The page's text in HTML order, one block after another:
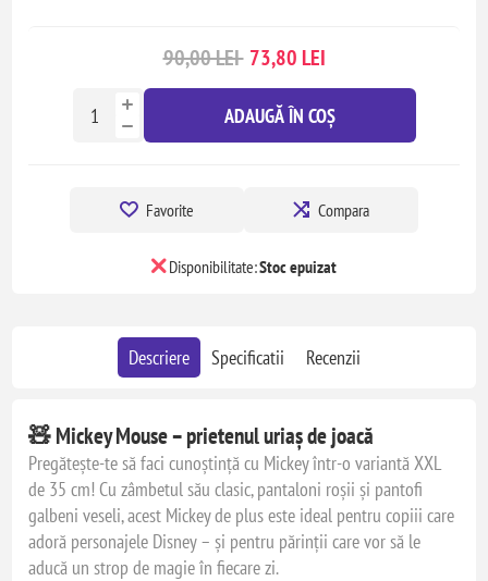
90,00 LEI 73,80 LEI
ADAUGĂ ÎN COȘ
Favorite Compara
Disponibilitate:Stoc epuizat
Descriere Specificatii Recenzii
🧸Mickey Mouse – prietenul uriaș de joacă
Pregătește-te să faci cunoștință cu Mickey într-o variantă XXL
de 35 cm! Cu zâmbetul său clasic, pantaloni roșii și pantofi
galbeni veseli, acest Mickey de plus este ideal pentru copiii care
adoră personajele Disney – și pentru părinții care vor să le
aducă un strop de magie în fiecare zi.